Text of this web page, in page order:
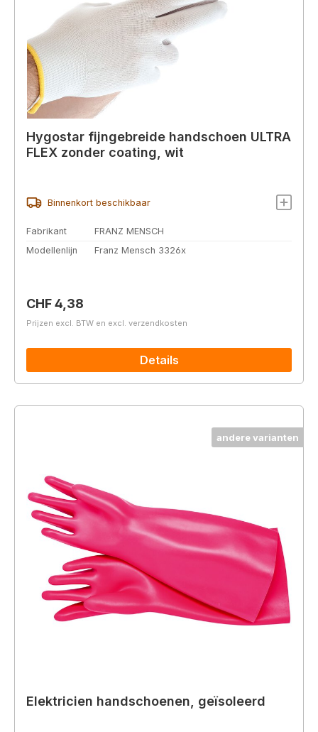
Hygostar fijngebreide handschoen ULTRA
FLEX zonder coating, wit
Binnenkort beschikbaar
Fabrikant
FRANZ MENSCH
Modellenlijn
Franz Mensch 3326x
Normale prijs:
CHF 4,38
Prijzen excl. BTW en excl. verzendkosten
Details
andere varianten
Elektricien handschoenen, geïsoleerd